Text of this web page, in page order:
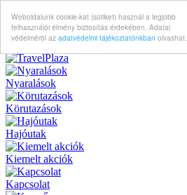
Weboldalunk cookie-kat (sütiket) használ a legjobb
felhasználói élmény biztosítás érdekében. Adatai
védelméröl az adatvédelmi tájékoztatónkban olvashat.
Nyaralások
Körutazások
Hajóutak
Kiemelt akciók
Kapcsolat